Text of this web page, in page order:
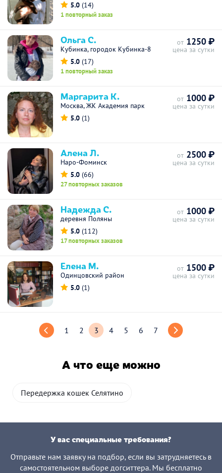
5.0 (14)
1 повторный заказ
Ольга С.
Кубинка, городок Кубинка-8
5.0 (17)
1 повторный заказ
от 1250 ₽
цена за сутки
Маргарита К.
Москва, ЖК Академия парк
5.0 (1)
от 1000 ₽
цена за сутки
Алена Л.
Наро-Фоминск
5.0 (66)
27 повторных заказов
от 2500 ₽
цена за сутки
Надежда С.
деревня Поляны
5.0 (112)
17 повторных заказов
от 1000 ₽
цена за сутки
Елена М.
Одинцовский район
5.0 (1)
от 1500 ₽
цена за сутки
1 2 3 4 5 6 7
А что еще можно
Передержка кошек Селятино
У вас специальные требования?
Отправьте нам заявку на подбор, если вы затрудняетесь в
самостоятельном выборе догситтера. Мы бесплатно